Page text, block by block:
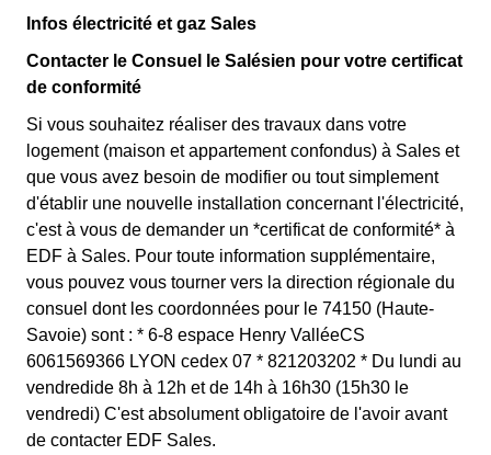
Infos électricité et gaz Sales
Contacter le Consuel le Salésien pour votre certificat
de conformité
Si vous souhaitez réaliser des travaux dans votre
logement (maison et appartement confondus) à Sales et
que vous avez besoin de modifier ou tout simplement
d'établir une nouvelle installation concernant l'électricité,
c'est à vous de demander un *certificat de conformité* à
EDF à Sales. Pour toute information supplémentaire,
vous pouvez vous tourner vers la direction régionale du
consuel dont les coordonnées pour le 74150 (Haute-
Savoie) sont : * 6-8 espace Henry ValléeCS
6061569366 LYON cedex 07 * 821203202 * Du lundi au
vendredide 8h à 12h et de 14h à 16h30 (15h30 le
vendredi) C'est absolument obligatoire de l'avoir avant
de contacter EDF Sales.